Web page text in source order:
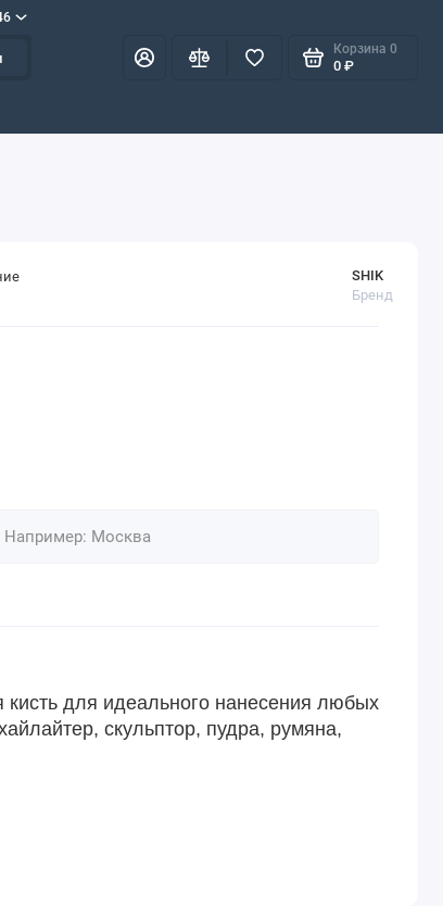
Корзина 0
0 ₽
SHIK
Бренд
кисть для идеального нанесения любых
скульптор, пудра, румяна,